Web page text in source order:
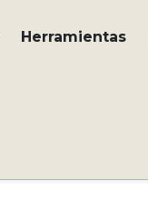
Herramientas